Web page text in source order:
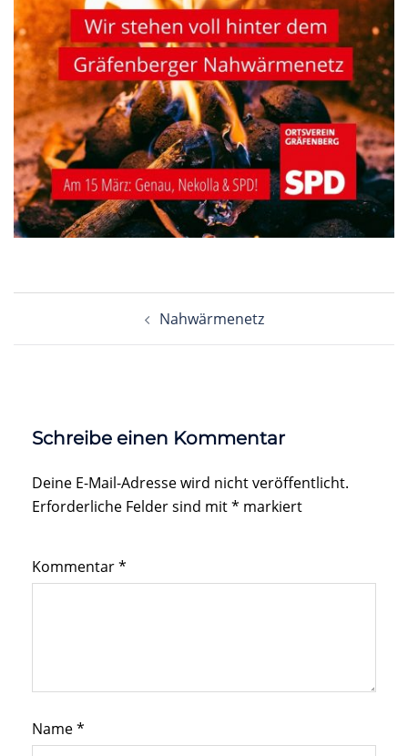
Nahwärmenetz
Schreibe einen Kommentar
Deine E-Mail-Adresse wird nicht veröffentlicht.
Erforderliche Felder sind mit* markiert
Kommentar*
Name*